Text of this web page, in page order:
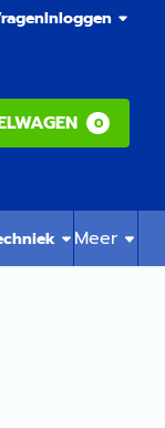
Inloggen
0
Meer